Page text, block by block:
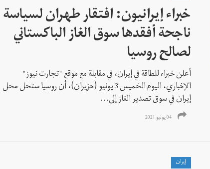
خبراء إيرانيون: افتقار طهران لسياسة
ناجحة أفقدها سوق الغاز الباكستاني
لصالح روسيا
أعلن خبراء للطاقة في إيران، في مقابلة مع موقع "تجارت نيوز"
الإخباري، اليوم الخميس 3 يونيو (حزيران)، أن روسيا ستحل محل
إيران في سوق تصدير الغاز إلى...
04 يونيو 2021
إيران